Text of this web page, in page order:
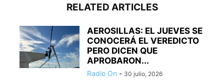
RELATED ARTICLES
AEROSILLAS: EL JUEVES SE
CONOCERÁ EL VEREDICTO
PERO DICEN QUE
APROBARON...
Radio On - 30 julio, 2026